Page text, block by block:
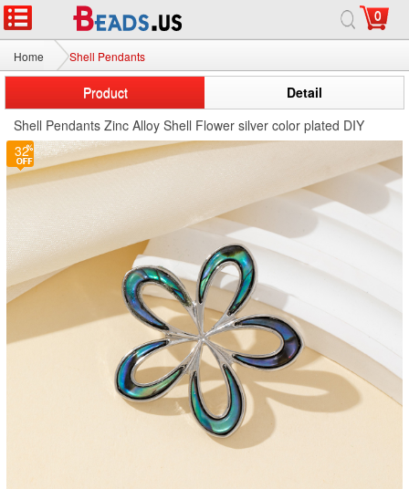
0
Home Shell Pendants
Product
Detail
Shell Pendants Zinc Alloy Shell Flower silver color plated DIY
32